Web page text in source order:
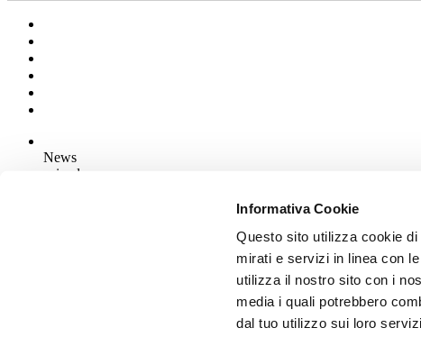
Informativa Cookie
Questo sito utilizza cookie
mirati e servizi in linea con
utilizza il nostro sito con i
media i quali potrebbero
dal tuo utilizzo sui loro
News
aziende